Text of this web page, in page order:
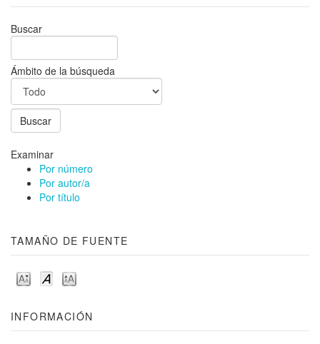
Buscar
Ámbito de la búsqueda
Examinar
Por número
Por autor/a
Por título
TAMAÑO DE FUENTE
INFORMACIÓN